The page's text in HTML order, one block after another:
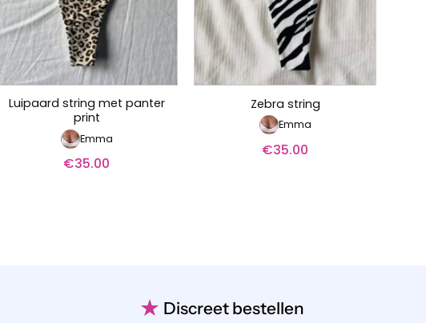
Luipaard string met panter
print
Emma
€35.00
Zebra string
Emma
€35.00
★ Discreet bestellen